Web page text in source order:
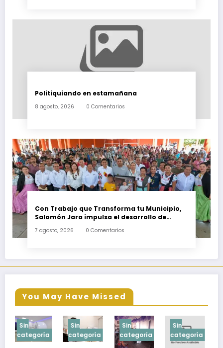
Politiquiando en estamañana
8 agosto, 2026 0 Comentarios
Con Trabajo que Transforma tu Municipio,
Salomón Jara impulsa el desarrollo de
7 agosto, 2026 0 Comentarios
You May Have Missed
Sin
categoría
Sin
categoría
Sin
categoría
Sin
categoría